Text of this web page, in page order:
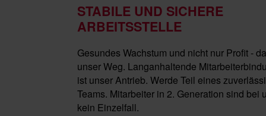
STABILE UND SICHERE
ARBEITSSTELLE
Gesundes Wachstum und nicht nur Profit -
unser Weg. Langanhaltende
ist unser Antrieb. Werde Teil eines
Teams. Mitarbeiter in 2. Generation sind bei
kein Einzelfall.